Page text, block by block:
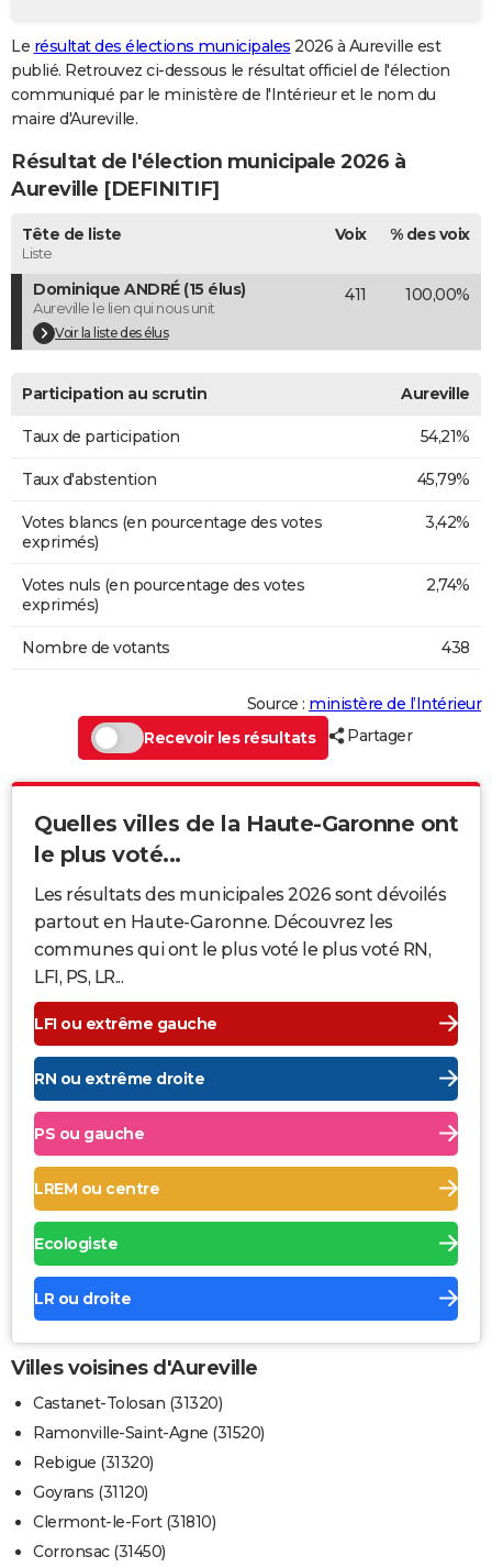
GUIDES D'ACHAT
BONS PLANS
CARTE DE VOEUX
Carte de Noël
Carte Bonne année
Carte Saint-Valentin
Carte Pâques
Carte d'anniversaire
DICTIONNAIRE
Dictionnaire
Biographies
Citations
Expressions
Proverbes
PROGRAMME TV
COPAINS D'AVANT
S'inscrire
Se connecter
Lycées
Collèges
Primaires
Universités
Entreprises
Service militaire
Avis de recherche
AVIS DE DÉCÈS
FORUM
Le résultat des élections municipales 2026 à Aureville est
publié. Retrouvez ci-dessous le résultat officiel de l'élection
communiqué par le ministère de l'Intérieur et le nom du
maire d'Aureville.
Résultat de l'élection municipale 2026 à
Aureville [DEFINITIF]
Tête de liste
Liste
Voix % des voix
Dominique ANDRÉ (15 élus)
Aureville le lien qui nous unit
Voir la liste des élus
411 100,00%
Participation au scrutin Aureville
Taux de participation 54,21%
Taux d'abstention 45,79%
Votes blancs (en pourcentage des votes
exprimés)
3,42%
Votes nuls (en pourcentage des votes
exprimés)
2,74%
Nombre de votants 438
Source : ministère de l’Intérieur
Recevoir les résultats
Partager
Quelles villes de la Haute-Garonne ont
le plus voté...
Les résultats des municipales 2026 sont dévoilés
partout en Haute-Garonne. Découvrez les
communes qui ont le plus voté le plus voté RN,
LFI, PS, LR...
LFI ou extrême gauche
RN ou extrême droite
PS ou gauche
LREM ou centre
Ecologiste
LR ou droite
Villes voisines d'Aureville
Castanet-Tolosan (31320)
Ramonville-Saint-Agne (31520)
Rebigue (31320)
Goyrans (31120)
Clermont-le-Fort (31810)
Corronsac (31450)